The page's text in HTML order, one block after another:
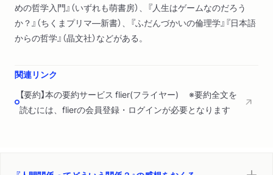
めの哲学入門』（いずれも萌書房）、『人生はゲームなのだろう
か？』（ちくまプリマ―新書）、『ふだんづかいの倫理学』『日本語
からの哲学』（晶文社）などがある。
関連リンク
【要約】本の要約サービス flier(フライヤー) ※要約全文を
読むには、flierの会員登録・ログインが必要となります